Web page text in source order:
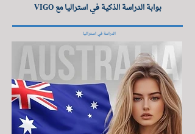
بوابة الدراسة الذكية في استراليا مع VIGO
الدراسة في استراليا